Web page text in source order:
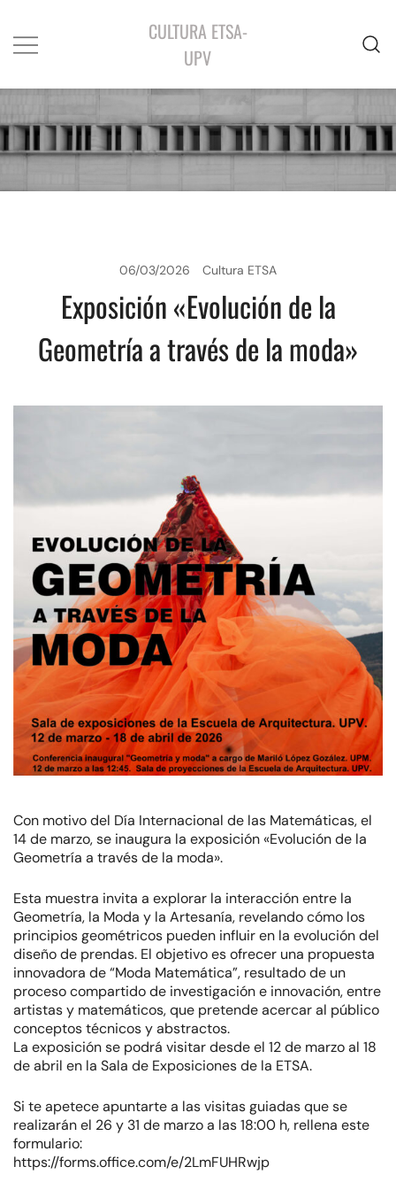
CULTURA ETSA-
UPV
06/03/2026 Cultura ETSA
Exposición «Evolución de la
Geometría a través de la moda»
Con motivo del Día Internacional de las Matemáticas, el
14 de marzo, se inaugura la exposición «Evolución de la
Geometría a través de la moda».
Esta muestra invita a explorar la interacción entre la
Geometría, la Moda y la Artesanía, revelando cómo los
principios geométricos pueden influir en la evolución del
diseño de prendas. El objetivo es ofrecer una propuesta
innovadora de “Moda Matemática”, resultado de un
proceso compartido de investigación e innovación, entre
artistas y matemáticos, que pretende acercar al público
conceptos técnicos y abstractos.
La exposición se podrá visitar desde el 12 de marzo al 18
de abril en la Sala de Exposiciones de la ETSA.
Si te apetece apuntarte a las visitas guiadas que se
realizarán el 26 y 31 de marzo a las 18:00 h, rellena este
formulario:
https://forms.office.com/e/2LmFUHRwjp